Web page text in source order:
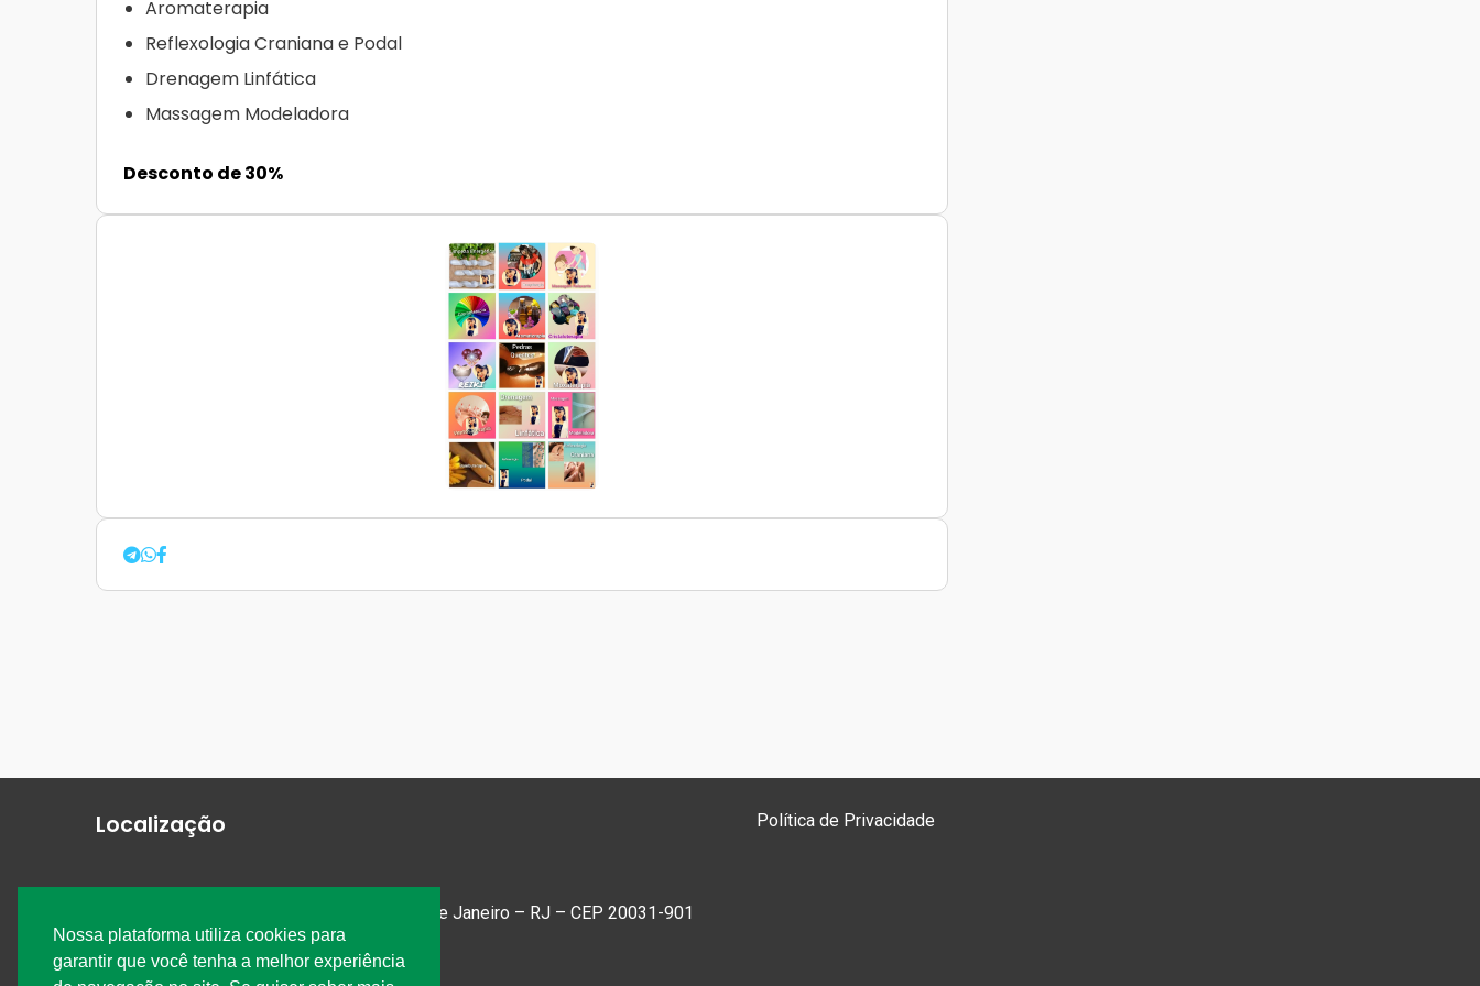
Aromaterapia
Reflexologia Craniana e Podal
Drenagem Linfática
Massagem Modeladora
Desconto de 30%
Localização
Av. Treze de Maio, 13 – Sala 616 Rio de Janeiro – RJ – CEP 20031-901
(21)2532-0114
Política de Privacidade
Nossa plataforma utiliza cookies para
garantir que você tenha a melhor experiência